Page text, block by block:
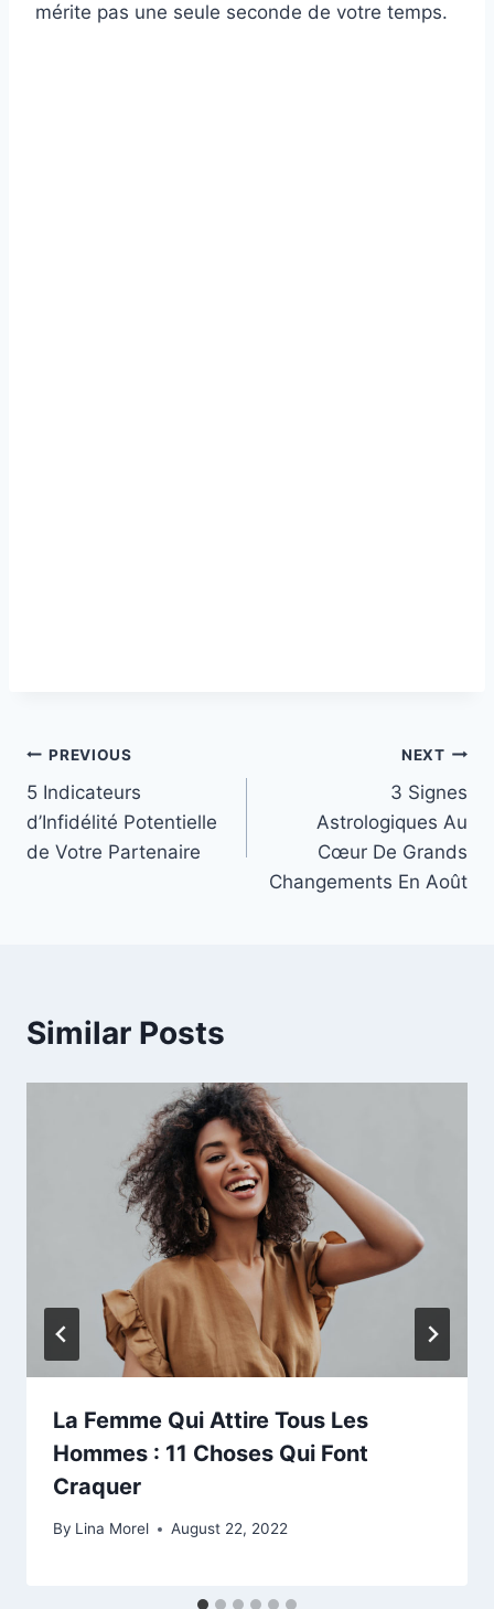
mérite pas une seule seconde de votre temps.
Post
navigation
PREVIOUS
5 Indicateurs
d’Infidélité Potentielle
de Votre Partenaire
NEXT
3 Signes
Astrologiques Au
Cœur De Grands
Changements En Août
Similar Posts
La Femme Qui Attire Tous Les
Hommes : 11 Choses Qui Font
Craquer
By Lina Morel August 22, 2022